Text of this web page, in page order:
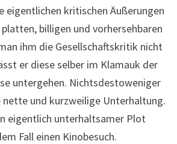
eigentlichen kritischen Äußerungen
billigen und vorhersehbaren
ihm die Gesellschaftskritik nicht
er diese selber im Klamauk der
untergehen. Nichtsdestoweniger
nette und kurzweilige Unterhaltung.
eigentlich unterhaltsamer Plot
Fall einen Kinobesuch.